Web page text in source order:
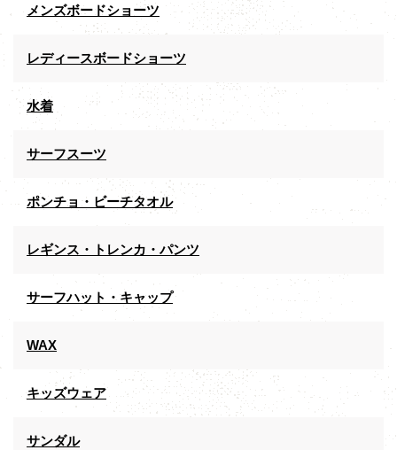
メンズボードショーツ
レディースボードショーツ
水着
サーフスーツ
ポンチョ・ビーチタオル
レギンス・トレンカ・パンツ
サーフハット・キャップ
WAX
キッズウェア
サンダル